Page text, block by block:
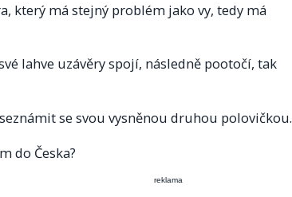
který má stejný problém jako vy, tedy má
lahve uzávěry spojí, následně pootočí, tak
se svou vysněnou druhou polovičkou.
do Česka?
reklama